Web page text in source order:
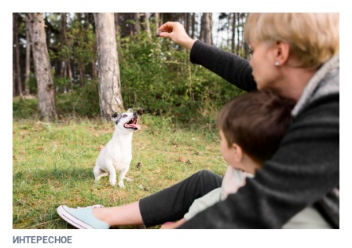
ИНТЕРЕСНОЕ